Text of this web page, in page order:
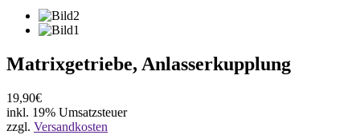
Matrixgetriebe, Anlasserkupplung
19,90€
inkl. 19% Umsatzsteuer
zzgl. Versandkosten